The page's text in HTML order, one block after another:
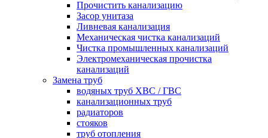
Прочистить канализацию
Засор унитаза
Ливневая канализация
Механическая чистка канализаций
Чистка промышленных канализаций
Электромеханическая прочистка
канализаций
Замена труб
водяных труб ХВС / ГВС
канализационных труб
радиаторов
стояков
труб отопления